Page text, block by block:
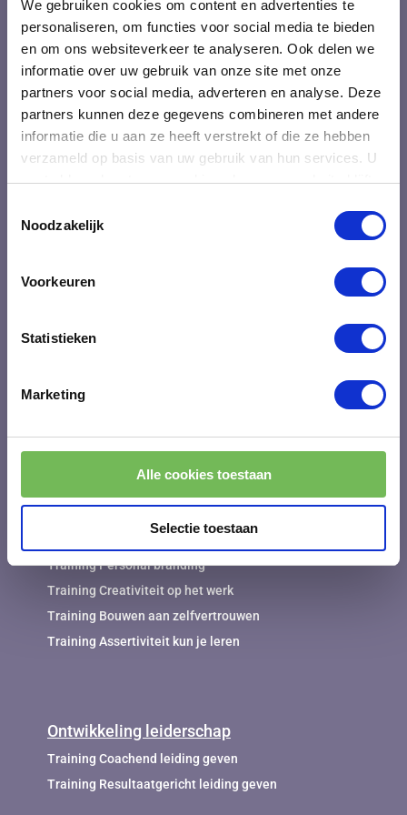
We gebruiken cookies om content en advertenties te
personaliseren, om functies voor social media te bieden
en om ons websiteverkeer te analyseren. Ook delen we
informatie over uw gebruik van onze site met onze
partners voor social media, adverteren en analyse. Deze
partners kunnen deze gegevens combineren met andere
informatie die u aan ze heeft verstrekt of die ze hebben
verzameld op basis van uw gebruik van hun services. U
gaat akkoord met onze cookies als u onze website blijft
Noodzakelijk
Voorkeuren
Statistieken
Marketing
Alle cookies toestaan
Selectie toestaan
Over Oraki
Blogs
Klanten over Oraki
Deelnemers over onze trainingen
Veel gestelde vragen
Algemene voorwaarden
Training Vergaderingen voorzitten
Training Resultaatgericht werken en communiceren
Persoonlijke ontwikkeling
Training Personal branding
Training Creativiteit op het werk
Training Bouwen aan zelfvertrouwen
Training Assertiviteit kun je leren
Ontwikkeling leiderschap
Training Coachend leiding geven
Training Resultaatgericht leiding geven